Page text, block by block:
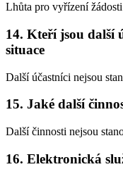
Lhůta pro vyřízení
14. Kteří jsou další
situace
Další účastníci nejsou
15. Jaké další
Další činnosti nejsou
16. Elektronická